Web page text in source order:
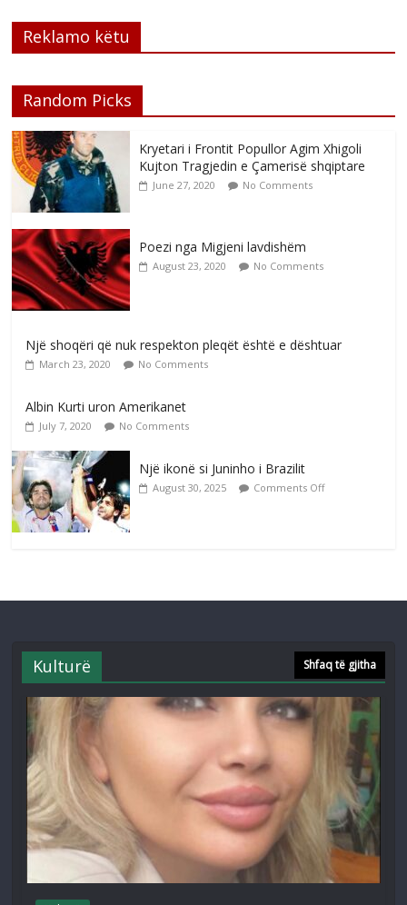
Reklamo këtu
Random Picks
Kryetari i Frontit Popullor Agim Xhigoli
Kujton Tragjedin e Çamerisë shqiptare
June 27, 2020 No Comments
Poezi nga Migjeni lavdishëm
August 23, 2020 No Comments
Një shoqëri që nuk respekton pleqët është e dështuar
March 23, 2020 No Comments
Albin Kurti uron Amerikanet
July 7, 2020 No Comments
Një ikonë si Juninho i Brazilit
August 30, 2025 Comments Off
Kulturë Shfaq të gjitha